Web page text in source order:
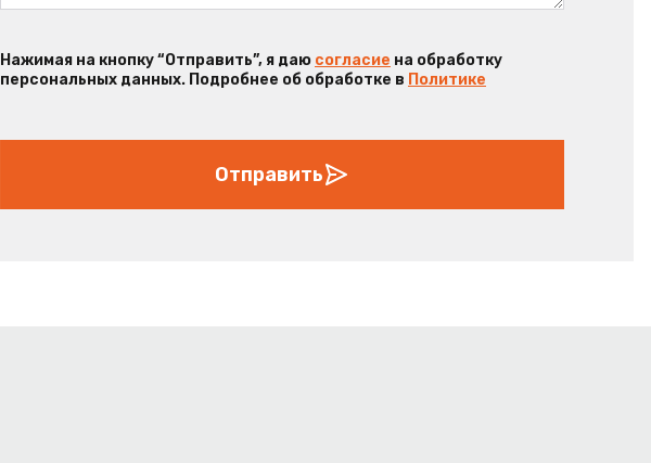
Нажимая на кнопку “Отправить”, я даю согласие на обработку
персональных данных. Подробнее об обработке в Политике
Отправить